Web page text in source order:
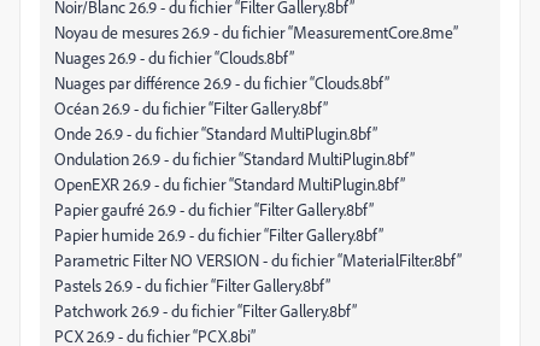
Noir/Blanc 26.9 - du fichier “Filter Gallery.8bf”
Noyau de mesures 26.9 - du fichier “MeasurementCore.8me”
Nuages 26.9 - du fichier “Clouds.8bf”
Nuages par différence 26.9 - du fichier “Clouds.8bf”
Océan 26.9 - du fichier “Filter Gallery.8bf”
Onde 26.9 - du fichier “Standard MultiPlugin.8bf”
Ondulation 26.9 - du fichier “Standard MultiPlugin.8bf”
OpenEXR 26.9 - du fichier “Standard MultiPlugin.8bf”
Papier gaufré 26.9 - du fichier “Filter Gallery.8bf”
Papier humide 26.9 - du fichier “Filter Gallery.8bf”
Parametric Filter NO VERSION - du fichier “MaterialFilter.8bf”
Pastels 26.9 - du fichier “Filter Gallery.8bf”
Patchwork 26.9 - du fichier “Filter Gallery.8bf”
PCX 26.9 - du fichier “PCX.8bi”